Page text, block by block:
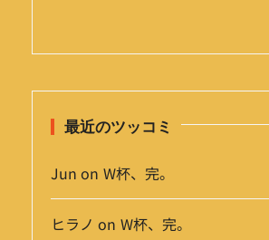
イ
最近のツッコミ
Jun on W杯、完。
ヒラノ on W杯、完。